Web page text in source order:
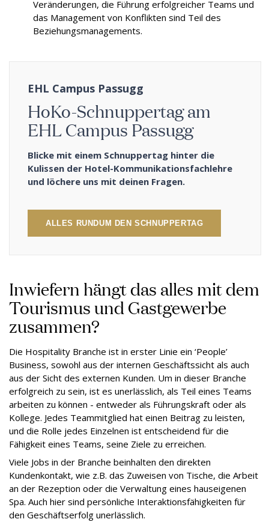
Veränderungen, die Führung erfolgreicher Teams und
das Management von Konflikten sind Teil des
Beziehungsmanagements.
EHL Campus Passugg
HoKo-Schnuppertag am
EHL Campus Passugg
Blicke mit einem Schnuppertag hinter die
Kulissen der Hotel-Kommunikationsfachlehre
und löchere uns mit deinen Fragen.
ALLES RUNDUM DEN SCHNUPPERTAG
Inwiefern hängt das alles mit dem
Tourismus und Gastgewerbe
zusammen?
Die Hospitality Branche ist in erster Linie ein ‘People’
Business, sowohl aus der internen Geschäftssicht als auch
aus der Sicht des externen Kunden. Um in dieser Branche
erfolgreich zu sein, ist es unerlässlich, als Teil eines Teams
arbeiten zu können - entweder als Führungskraft oder als
Kollege. Jedes Teammitglied hat einen Beitrag zu leisten,
und die Rolle jedes Einzelnen ist entscheidend für die
Fähigkeit eines Teams, seine Ziele zu erreichen.
Viele Jobs in der Branche beinhalten den direkten
Kundenkontakt, wie z.B. das Zuweisen von Tische, die Arbeit
an der Rezeption oder die Verwaltung eines hauseigenen
Spa. Auch hier sind persönliche Interaktionsfähigkeiten für
den Geschäftserfolg unerlässlich.